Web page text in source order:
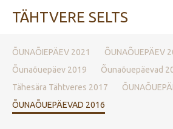
TÄHTVERE SELTS
ÕUNAÕIEPÄEV 2021
ÕUNAÕUEPÄEV
Õunaõuepäev 2019
Õunaõuepäevad
Tähesära Tähtveres 2017
ÕUNAÕUEPÄEVAD 2016